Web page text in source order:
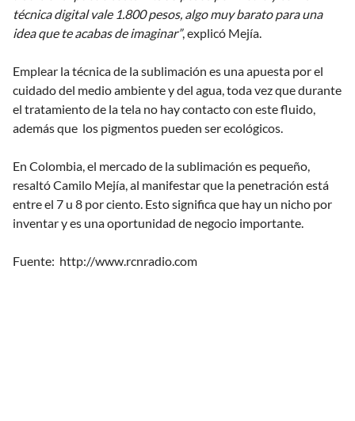
técnica digital vale 1.800 pesos, algo muy barato para una
idea que te acabas de imaginar”, explicó Mejía.
Emplear la técnica de la sublimación es una apuesta por el
cuidado del medio ambiente y del agua, toda vez que durante
el tratamiento de la tela no hay contacto con este fluido,
además que los pigmentos pueden ser ecológicos.
En Colombia, el mercado de la sublimación es pequeño,
resaltó Camilo Mejía, al manifestar que la penetración está
entre el 7 u 8 por ciento. Esto significa que hay un nicho por
inventar y es una oportunidad de negocio importante.
Fuente: http://www.rcnradio.com